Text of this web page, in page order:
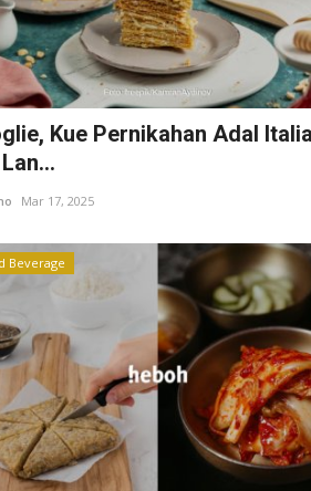
Kue Pernikahan Adal
Mar 17, 2025
Beverage